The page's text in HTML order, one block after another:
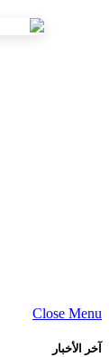
Close Menu
آخر الأخبار